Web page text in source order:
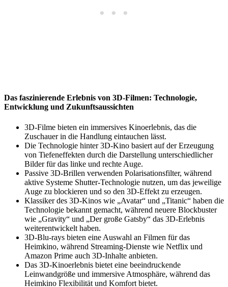
Das faszinierende Erlebnis von 3D-Filmen: Technologie,
Entwicklung und Zukunftsaussichten
3D-Filme bieten ein immersives Kinoerlebnis, das die
Zuschauer in die Handlung eintauchen lässt.
Die Technologie hinter 3D-Kino basiert auf der Erzeugung
von Tiefeneffekten durch die Darstellung unterschiedlicher
Bilder für das linke und rechte Auge.
Passive 3D-Brillen verwenden Polarisationsfilter, während
aktive Systeme Shutter-Technologie nutzen, um das jeweilige
Auge zu blockieren und so den 3D-Effekt zu erzeugen.
Klassiker des 3D-Kinos wie „Avatar“ und „Titanic“ haben die
Technologie bekannt gemacht, während neuere Blockbuster
wie „Gravity“ und „Der große Gatsby“ das 3D-Erlebnis
weiterentwickelt haben.
3D-Blu-rays bieten eine Auswahl an Filmen für das
Heimkino, während Streaming-Dienste wie Netflix und
Amazon Prime auch 3D-Inhalte anbieten.
Das 3D-Kinoerlebnis bietet eine beeindruckende
Leinwandgröße und immersive Atmosphäre, während das
Heimkino Flexibilität und Komfort bietet.